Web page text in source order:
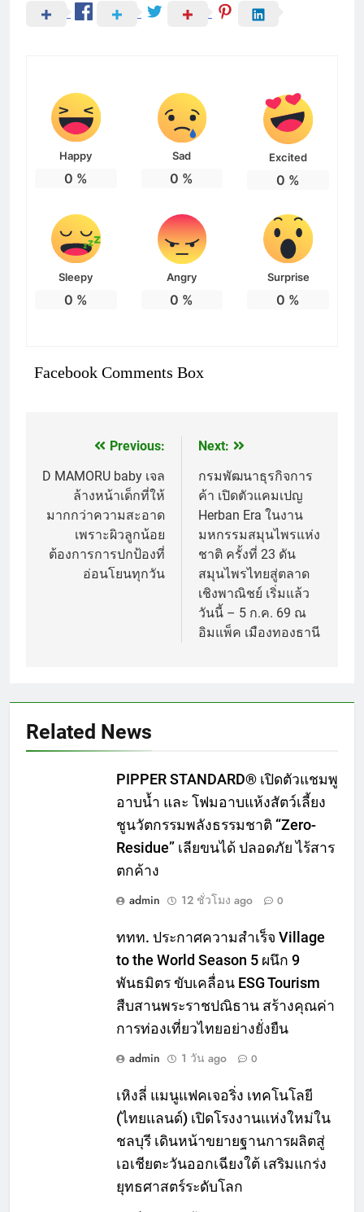
Happy
0 %
Sad
0 %
Excited
0 %
Sleepy
0 %
Angry
0 %
Surprise
0 %
Facebook Comments Box
แนะแนว
เรื่อง
Previous:
D MAMORU baby เจล
ล้างหน้าเด็กที่ให้
มากกว่าความสะอาด
เพราะผิวลูกน้อย
ต้องการการปกป้องที่
อ่อนโยนทุกวัน
Next:
กรมพัฒนาธุรกิจการ
ค้า เปิดตัวแคมเปญ
Herban Era ในงาน
มหกรรมสมุนไพรแห่ง
ชาติ ครั้งที่ 23 ดัน
สมุนไพรไทยสู่ตลาด
เชิงพาณิชย์ เริ่มแล้ว
วันนี้ – 5 ก.ค. 69 ณ
อิมแพ็ค เมืองทองธานี
Related News
PIPPER STANDARD® เปิดตัวแชมพู
อาบน้ำ และ โฟมอาบแห้งสัตว์เลี้ยง
ชูนวัตกรรมพลังธรรมชาติ “Zero-
Residue” เลียขนได้ ปลอดภัย ไร้สาร
ตกค้าง
admin
12 ชั่วโมง ago 0
ททท. ประกาศความสำเร็จ Village
to the World Season 5 ผนึก 9
พันธมิตร ขับเคลื่อน ESG Tourism
สืบสานพระราชปณิธาน สร้างคุณค่า
การท่องเที่ยวไทยอย่างยั่งยืน
admin
1 วัน ago 0
เหิงลี่ แมนูแฟคเจอริ่ง เทคโนโลยี
(ไทยแลนด์) เปิดโรงงานแห่งใหม่ใน
ชลบุรี เดินหน้าขยายฐานการผลิตสู่
เอเชียตะวันออกเฉียงใต้ เสริมแกร่ง
ยุทธศาสตร์ระดับโลก